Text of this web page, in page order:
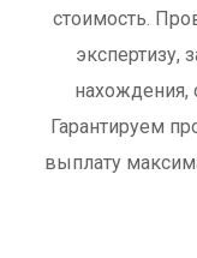
стоимость.
экспертизу,
Гарантируем
выплату